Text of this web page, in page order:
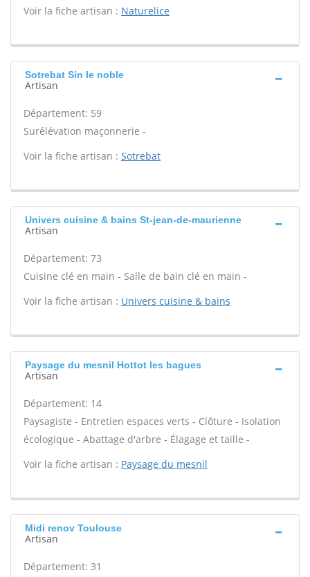
Voir la fiche artisan : Naturelice
Sotrebat Sin le noble
Artisan
Département: 59
Surélévation maçonnerie -
Voir la fiche artisan : Sotrebat
Univers cuisine & bains St-jean-de-maurienne
Artisan
Département: 73
Cuisine clé en main - Salle de bain clé en main -
Voir la fiche artisan : Univers cuisine & bains
Paysage du mesnil Hottot les bagues
Artisan
Département: 14
Paysagiste - Entretien espaces verts - Clôture - Isolation
écologique - Abattage d'arbre - Élagage et taille -
Voir la fiche artisan : Paysage du mesnil
Midi renov Toulouse
Artisan
Département: 31